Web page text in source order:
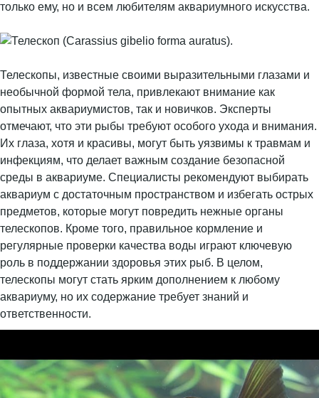
только ему, но и всем любителям аквариумного искусства.
Телескопы, известные своими выразительными глазами и
необычной формой тела, привлекают внимание как
опытных аквариумистов, так и новичков. Эксперты
отмечают, что эти рыбы требуют особого ухода и внимания.
Их глаза, хотя и красивы, могут быть уязвимы к травмам и
инфекциям, что делает важным создание безопасной
среды в аквариуме. Специалисты рекомендуют выбирать
аквариум с достаточным пространством и избегать острых
предметов, которые могут повредить нежные органы
телескопов. Кроме того, правильное кормление и
регулярные проверки качества воды играют ключевую
роль в поддержании здоровья этих рыб. В целом,
телескопы могут стать ярким дополнением к любому
аквариуму, но их содержание требует знаний и
ответственности.